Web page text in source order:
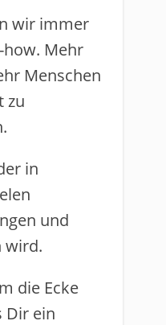
wir immer
Mehr
Menschen
zu
in
und
wird.
die Ecke
Dir ein